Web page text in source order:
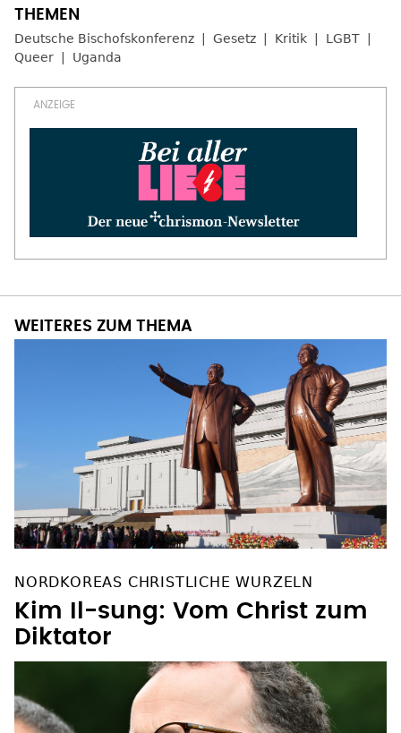
Deutsche Bischofskonferenz Gesetz Kritik
LGBT
Queer
Uganda
WEITERES ZUM THEMA
NORDKOREAS CHRISTLICHE WURZELN
Kim Il-sung: Vom Christ zum
Diktator